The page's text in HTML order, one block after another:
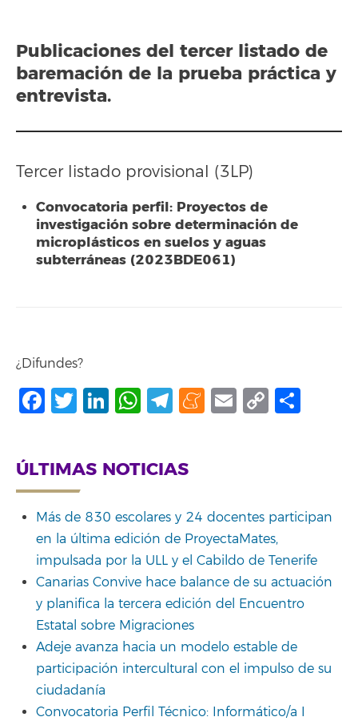
Publicaciones del tercer listado de
baremación de la prueba práctica y
entrevista.
Tercer listado provisional (3LP)
Convocatoria perfil: Proyectos de
investigación sobre determinación de
microplásticos en suelos y aguas
subterráneas (2023BDE061)
¿Difundes?
Facebook
Twitter
LinkedIn
WhatsApp
Telegram
Meneame
Email
Copy
ÚLTIMAS NOTICIAS
Más de 830 escolares y 24 docentes participan
en la última edición de ProyectaMates,
impulsada por la ULL y el Cabildo de Tenerife
Canarias Convive hace balance de su actuación
y planifica la tercera edición del Encuentro
Estatal sobre Migraciones
Adeje avanza hacia un modelo estable de
participación intercultural con el impulso de su
ciudadanía
Convocatoria Perfil Técnico: Informático/a I